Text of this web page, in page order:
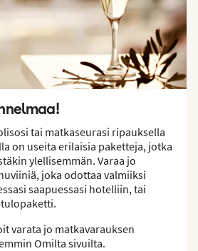
tai matkaseurasi ripauksella
on useita erilaisia paketteja, jotka
ylellisemmän. Varaa jo
joka odottaa valmiiksi
saapuessasi hotelliin, tai
varata jo matkavarauksen
Omilta sivuilta.